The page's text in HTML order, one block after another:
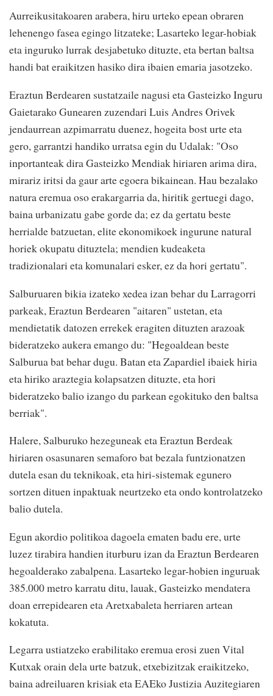
Aurreikusitakoaren arabera, hiru urteko epean obraren
lehenengo fasea egingo litzateke; Lasarteko legar-hobiak
eta inguruko lurrak desjabetuko dituzte, eta bertan baltsa
handi bat eraikitzen hasiko dira ibaien emaria jasotzeko.
Eraztun Berdearen sustatzaile nagusi eta Gasteizko Inguru
Gaietarako Gunearen zuzendari Luis Andres Orivek
jendaurrean azpimarratu duenez, hogeita bost urte eta
gero, garrantzi handiko urratsa egin du Udalak: "Oso
inportanteak dira Gasteizko Mendiak hiriaren arima dira,
mirariz iritsi da gaur arte egoera bikainean. Hau bezalako
natura eremua oso erakargarria da, hiritik gertuegi dago,
baina urbanizatu gabe gorde da; ez da gertatu beste
herrialde batzuetan, elite ekonomikoek ingurune natural
horiek okupatu dituztela; mendien kudeaketa
tradizionalari eta komunalari esker, ez da hori gertatu".
Salburuaren bikia izateko xedea izan behar du Larragorri
parkeak, Eraztun Berdearen "aitaren" ustetan, eta
mendietatik datozen errekek eragiten dituzten arazoak
bideratzeko aukera emango du: "Hegoaldean beste
Salburua bat behar dugu. Batan eta Zapardiel ibaiek hiria
eta hiriko araztegia kolapsatzen dituzte, eta hori
bideratzeko balio izango du parkean egokituko den baltsa
berriak".
Halere, Salburuko hezeguneak eta Eraztun Berdeak
hiriaren osasunaren semaforo bat bezala funtzionatzen
dutela esan du teknikoak, eta hiri-sistemak egunero
sortzen dituen inpaktuak neurtzeko eta ondo kontrolatzeko
balio dutela.
Egun akordio politikoa dagoela ematen badu ere, urte
luzez tirabira handien iturburu izan da Eraztun Berdearen
hegoalderako zabalpena. Lasarteko legar-hobien inguruak
385.000 metro karratu ditu, lauak, Gasteizko mendatera
doan errepidearen eta Aretxabaleta herriaren artean
kokatuta.
Legarra ustiatzeko erabilitako eremua erosi zuen Vital
Kutxak orain dela urte batzuk, etxebizitzak eraikitzeko,
baina adreiluaren krisiak eta EAEko Justizia Auzitegiaren